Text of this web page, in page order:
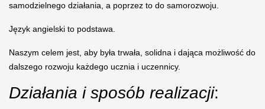
samodzielnego działania, a poprzez to do samorozwoju.
Język angielski to podstawa.
Naszym celem jest, aby była trwała, solidna i dająca możliwość do
dalszego rozwoju każdego ucznia i uczennicy.
Działania i sposób realizacji: